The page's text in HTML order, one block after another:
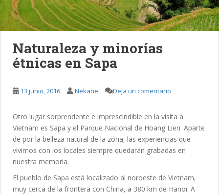
Naturaleza y minorías
étnicas en Sapa
13 junio, 2016 Nekane Deja un comentario
Otro lugar sorprendente e imprescindible en la visita a
Vietnam es Sapa y el Parque Nacional de Hoang Lien. Aparte
de por la belleza natural de la zona, las experiencias que
vivimos con los locales siempre quedarán grabadas en
nuestra memoria.
El pueblo de Sapa está localizado al noroeste de Vietnam,
muy cerca de la frontera con China, a 380 km de Hanoi. A